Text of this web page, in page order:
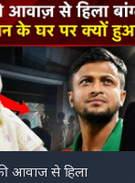
आवाज से हिला